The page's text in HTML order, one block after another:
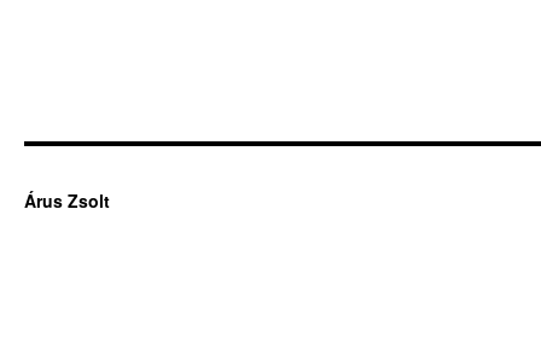
Árus Zsolt